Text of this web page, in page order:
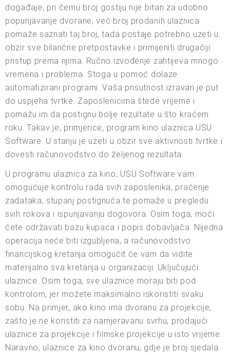
događaje, pri čemu broj gostiju nije bitan za udobno
popunjavanje dvorane, već broj prodanih ulaznica
pomaže saznati taj broj, tada postaje potrebno uzeti u
obzir sve bilančne pretpostavke i primijeniti drugačiji
pristup prema njima. Ručno izvođenje zahtijeva mnogo
vremena i problema. Stoga u pomoć dolaze
automatizirani programi. Vaša prisutnost izravan je put
do uspjeha tvrtke. Zaposlenicima štede vrijeme i
pomažu im da postignu bolje rezultate u što kraćem
roku. Takav je, primjerice, program kino ulaznica USU
Software. U stanju je uzeti u obzir sve aktivnosti tvrtke i
dovesti računovodstvo do željenog rezultata.
U programu ulaznica za kino, USU Software vam
omogućuje kontrolu rada svih zaposlenika, praćenje
zadataka, stupanj postignuća te pomaže u pregledu
svih rokova i ispunjavanju dogovora. Osim toga, moći
ćete održavati bazu kupaca i popis dobavljača. Nijedna
operacija neće biti izgubljena, a računovodstvo
financijskog kretanja omogućit će vam da vidite
materijalno sva kretanja u organizaciji. Uključujući
ulaznice. Osim toga, sve ulaznice moraju biti pod
kontrolom, jer možete maksimalno iskoristiti svaku
sobu. Na primjer, ako kino ima dvoranu za projekcije,
zašto je ne koristiti za namjeravanu svrhu, prodajući
ulaznice za projekcije i filmske projekcije u isto vrijeme.
Naravno, ulaznice za kino dvoranu, gdje je broj sjedala